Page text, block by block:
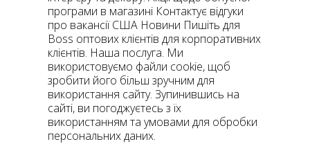
програми в магазині Контактує відгуки
про вакансії США Новини Пишіть для
Boss оптових клієнтів для корпоративних
клієнтів. Наша послуга. Ми
використовуємо файли cookie, щоб
зробити його більш зручним для
використання сайту. Зупинившись на
сайті, ви погоджуєтесь з їх
використанням та умовами для обробки
персональних даних.